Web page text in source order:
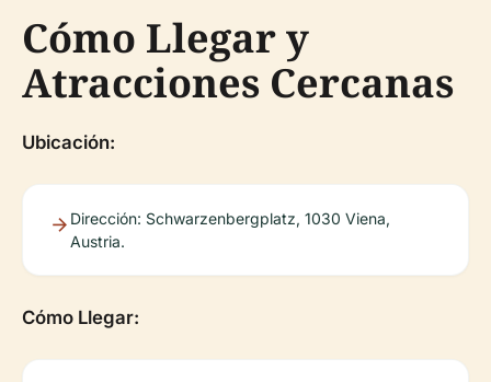
Cómo Llegar y
Atracciones Cercanas
Ubicación:
Dirección: Schwarzenbergplatz, 1030 Viena,
Austria.
Cómo Llegar: